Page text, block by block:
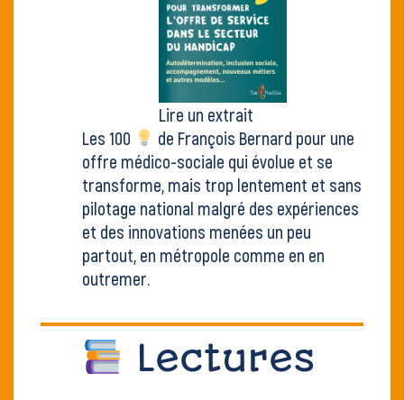
Lire un extrait
Les 100
de François Bernard pour une
offre médico-sociale qui évolue et se
transforme, mais trop lentement et sans
pilotage national malgré des expériences
et des innovations menées un peu
partout, en métropole comme en en
outremer.
Lectures